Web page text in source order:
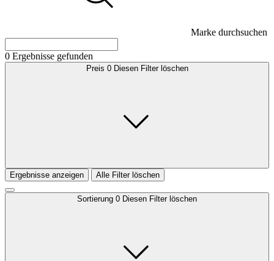
Marke durchsuchen
0 Ergebnisse gefunden
Preis 0 Diesen Filter löschen
Ergebnisse anzeigen Alle Filter löschen
Sortierung 0 Diesen Filter löschen